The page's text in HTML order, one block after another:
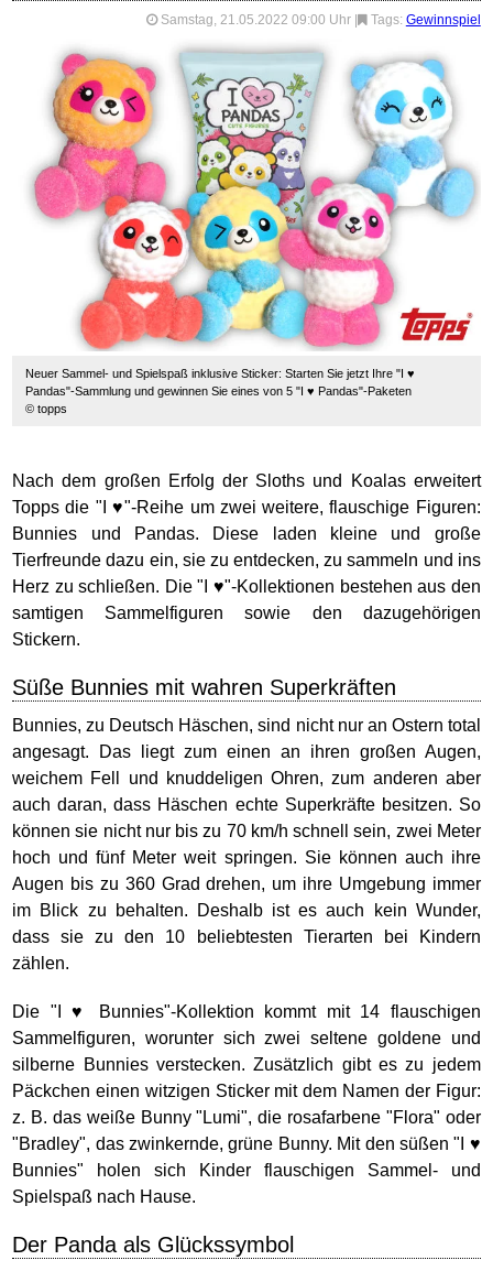
Samstag, 21.05.2022 09:00 Uhr Tags: Gewinnspiel
Neuer Sammel- und Spielspaß inklusive Sticker: Starten Sie jetzt Ihre "I ♥
Pandas"-Sammlung und gewinnen Sie eines von 5 "I ♥ Pandas"-Paketen
© topps
Nach dem großen Erfolg der Sloths und Koalas erweitert
Topps die "I ♥"-Reihe um zwei weitere, flauschige Figuren:
Bunnies und Pandas. Diese laden kleine und große
Tierfreunde dazu ein, sie zu entdecken, zu sammeln und ins
Herz zu schließen. Die "I ♥"-Kollektionen bestehen aus den
samtigen Sammelfiguren sowie den dazugehörigen
Stickern.
Süße Bunnies mit wahren Superkräften
Bunnies, zu Deutsch Häschen, sind nicht nur an Ostern total
angesagt. Das liegt zum einen an ihren großen Augen,
weichem Fell und knuddeligen Ohren, zum anderen aber
auch daran, dass Häschen echte Superkräfte besitzen. So
können sie nicht nur bis zu 70 km/h schnell sein, zwei Meter
hoch und fünf Meter weit springen. Sie können auch ihre
Augen bis zu 360 Grad drehen, um ihre Umgebung immer
im Blick zu behalten. Deshalb ist es auch kein Wunder,
dass sie zu den 10 beliebtesten Tierarten bei Kindern
zählen.
Die "I ♥ Bunnies"-Kollektion kommt mit 14 flauschigen
Sammelfiguren, worunter sich zwei seltene goldene und
silberne Bunnies verstecken. Zusätzlich gibt es zu jedem
Päckchen einen witzigen Sticker mit dem Namen der Figur:
z. B. das weiße Bunny "Lumi", die rosafarbene "Flora" oder
"Bradley", das zwinkernde, grüne Bunny. Mit den süßen "I ♥
Bunnies" holen sich Kinder flauschigen Sammel- und
Spielspaß nach Hause.
Der Panda als Glückssymbol